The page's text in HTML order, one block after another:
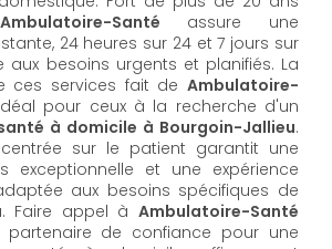
Ambulatoire-Santé assure une
24 heures sur 24 et 7 jours sur
aux besoins urgents et planifiés. La
ces services fait de Ambulatoire-
pour ceux à la recherche d'un
à domicile à Bourgoin-Jallieu.
sur le patient garantit une
exceptionnelle et une expérience
aux besoins spécifiques de
Faire appel à Ambulatoire-Santé
de confiance pour une